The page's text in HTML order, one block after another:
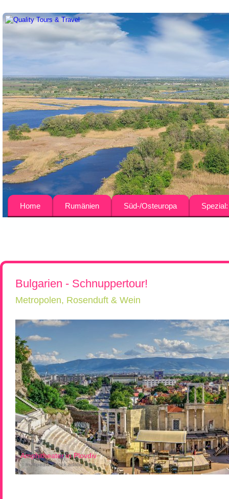
Home Rumänien
Städtereisen
Rumänien & Nachbarländer
Süd-/Osteuropa
Ungarn
Wein-
Bulgarien - Schnuppertour!
Metropolen, Rosenduft & Wein
Amphitheater in Plovdiv
© multipedia - stock.adobe.com